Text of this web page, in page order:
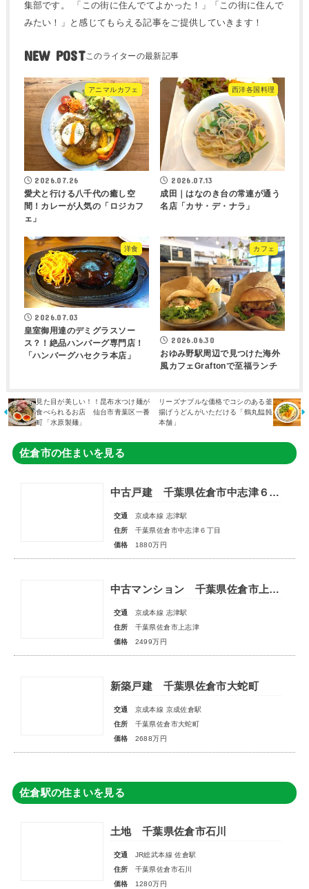
集部です。 「この街に住んでてよかった！」「この街に住んで
みたい！」と感じてもらえる記事をご提供していきます！
NEW POST
アニマルカフェ
2026.07.26
愛犬と行ける八千代の癒し空
間！カレーが人気の「ロジカフ
ェ」
西洋各国料理
2026.07.13
成田｜はなのき台の常連が通う
名店「カサ・デ・ナラ」
洋食
2026.07.03
皇室御用達のデミグラスソー
ス？！絶品ハンバーグ専門店！
「ハンバーグハセクラ本店」
カフェ
2026.06.30
おゆみ野駅周辺で見つけた海外
風カフェGraftonで至福ランチ
見た目が美しい！！昆布水つけ麺が
食べられるお店 仙台市青葉区一番
町「水原製麺」
リーズナブルな価格でコシのある釜
揚げうどんがいただける「鶴丸饂飩
本舗」
佐倉市の住まいを見る
中古戸建 千葉県佐倉市中志津６丁目
交通
京成本線 志津駅
住所
千葉県佐倉市中志津６丁目
価格
1880万円
中古マンション 千葉県佐倉市上志津
交通
京成本線 志津駅
住所
千葉県佐倉市上志津
価格
2499万円
新築戸建 千葉県佐倉市大蛇町
交通
京成本線 京成佐倉駅
住所
千葉県佐倉市大蛇町
価格
2688万円
佐倉駅の住まいを見る
土地 千葉県佐倉市石川
交通
JR総武本線 佐倉駅
住所
千葉県佐倉市石川
価格
1280万円